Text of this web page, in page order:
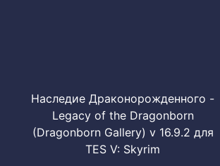
Наследие Драконорожденного -
Legacy of the Dragonborn
(Dragonborn Gallery) v 16.9.2 для
TES V: Skyrim